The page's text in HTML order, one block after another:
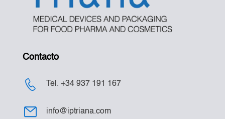
Contacto
Tel. +34 937 191 167
info@iptriana.com